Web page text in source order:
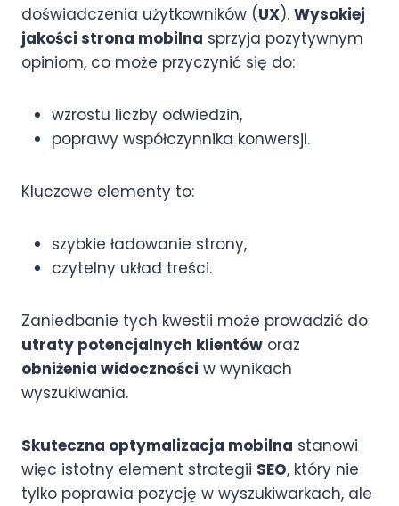
doświadczenia użytkowników (UX). Wysokiej
jakości strona mobilna sprzyja pozytywnym
opiniom, co może przyczynić się do:
wzrostu liczby odwiedzin,
poprawy współczynnika konwersji.
Kluczowe elementy to:
szybkie ładowanie strony,
czytelny układ treści.
Zaniedbanie tych kwestii może prowadzić do
utraty potencjalnych klientów oraz
obniżenia widoczności w wynikach
wyszukiwania.
Skuteczna optymalizacja mobilna stanowi
więc istotny element strategii SEO, który nie
tylko poprawia pozycję w wyszukiwarkach, ale